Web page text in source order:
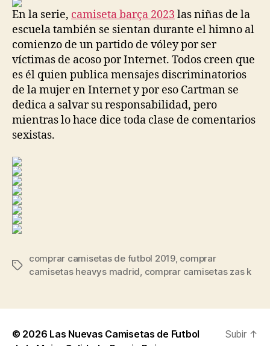
En la serie, camiseta barça 2023 las niñas de la
escuela también se sientan durante el himno al
comienzo de un partido de vóley por ser
víctimas de acoso por Internet. Todos creen que
es él quien publica mensajes discriminatorios
de la mujer en Internet y por eso Cartman se
dedica a salvar su responsabilidad, pero
mientras lo hace dice toda clase de comentarios
sexistas.
Etiquetas
comprar camisetas de futbol 2019, comprar
camisetas heavys madrid comprar camisetas zas k
© 2026 Las Nuevas Camisetas de Futbol
Subir ↑